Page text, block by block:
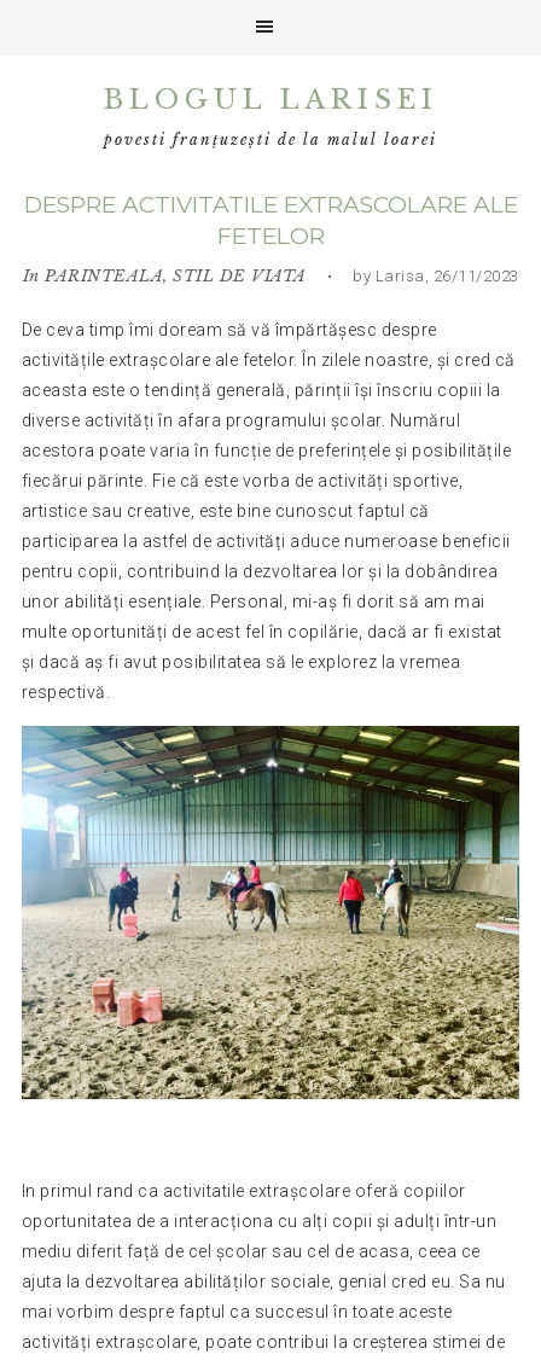
BLOGUL LARISEI
povesti franțuzești de la malul loarei
DESPRE ACTIVITATILE EXTRASCOLARE ALE
FETELOR
In PARINTEALA, STIL DE VIATA • by Larisa, 26/11/2023
De ceva timp îmi doream să vă împărtășesc despre
activitățile extrașcolare ale fetelor. În zilele noastre, și cred că
aceasta este o tendință generală, părinții își înscriu copiii la
diverse activități în afara programului școlar. Numărul
acestora poate varia în funcție de preferințele și posibilitățile
fiecărui părinte. Fie că este vorba de activități sportive,
artistice sau creative, este bine cunoscut faptul că
participarea la astfel de activități aduce numeroase beneficii
pentru copii, contribuind la dezvoltarea lor și la dobândirea
unor abilități esențiale. Personal, mi-aș fi dorit să am mai
multe oportunități de acest fel în copilărie, dacă ar fi existat
și dacă aș fi avut posibilitatea să le explorez la vremea
respectivă.
In primul rand ca activitatile extrașcolare oferă copiilor
oportunitatea de a interacționa cu alți copii și adulți într-un
mediu diferit față de cel școlar sau cel de acasa, ceea ce
ajuta la dezvoltarea abilităților sociale, genial cred eu. Sa nu
mai vorbim despre faptul ca succesul în toate aceste
activități extrașcolare, poate contribui la creșterea stimei de